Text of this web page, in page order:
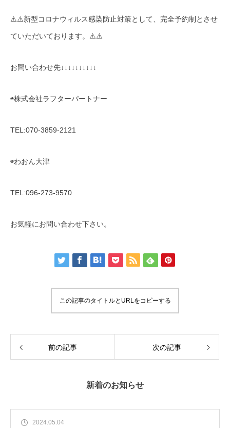
⚠️⚠️新型コロナウィルス感染防止対策として、完全予約制とさせ
ていただいております。⚠️⚠️
お問い合わせ先↓↓↓↓↓↓↓↓↓↓
◉株式会社ラフターパートナー
TEL:070-3859-2121
◉わおん大津
TEL:096-273-9570
お気軽にお問い合わせ下さい。
この記事のタイトルとURLをコピーする
前の記事 次の記事
新着のお知らせ
2024.05.04